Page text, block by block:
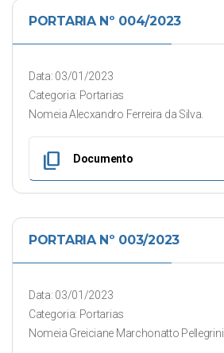
PORTARIA Nº 004/2023
Data: 03/01/2023
Categoria: Portarias
Nomeia Alecxandro Ferreira da Silva.
content_copy Documento
PORTARIA Nº 003/2023
Data: 03/01/2023
Categoria: Portarias
Nomeia Greiciane Marchonatto Pellegrini.